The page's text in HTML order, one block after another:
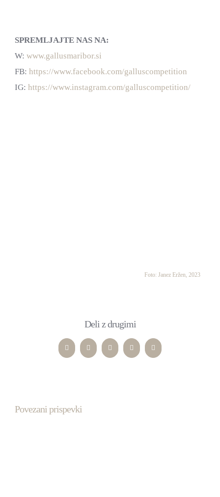
SPREMLJAJTE NAS NA:
W: www.gallusmaribor.si
FB: https://www.facebook.com/galluscompetition
IG: https://www.instagram.com/galluscompetition/
Foto: Janez Eržen, 2023
Deli z drugimi
FacebookTwitter LinkedInWhatsAppPinterest
Povezani prispevki